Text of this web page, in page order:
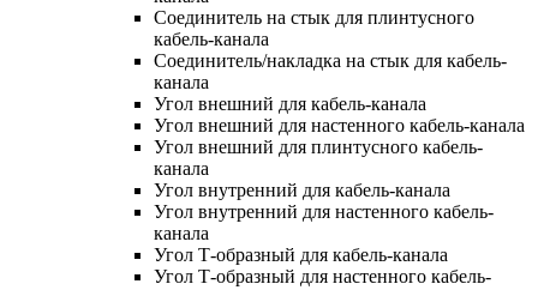
Соединитель на стык для плинтусного
кабель-канала
Соединитель/накладка на стык для кабель-
канала
Угол внешний для кабель-канала
Угол внешний для настенного кабель-канала
Угол внешний для плинтусного кабель-
канала
Угол внутренний для кабель-канала
Угол внутренний для настенного кабель-
канала
Угол Т-образный для кабель-канала
Угол Т-образный для настенного кабель-